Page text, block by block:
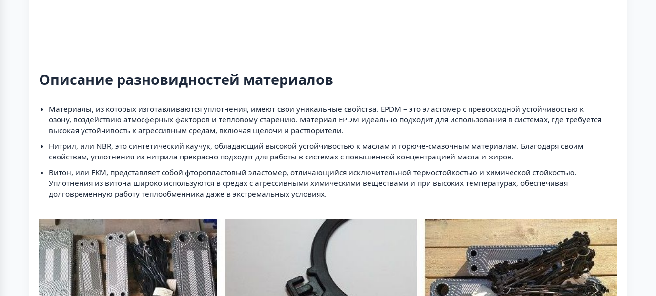
Описание разновидностей материалов
Материалы, из которых изготавливаются уплотнения, имеют свои уникальные свойства. EPDM – это эластомер с превосходной устойчивостью к
озону, воздействию атмосферных факторов и тепловому старению. Материал EPDM идеально подходит для использования в системах, где требуется
высокая устойчивость к агрессивным средам, включая щелочи и растворители.
Нитрил, или NBR, это синтетический каучук, обладающий высокой устойчивостью к маслам и горюче-смазочным материалам. Благодаря своим
свойствам, уплотнения из нитрила прекрасно подходят для работы в системах с повышенной концентрацией масла и жиров.
Витон, или FKM, представляет собой фторопластовый эластомер, отличающийся исключительной термостойкостью и химической стойкостью.
Уплотнения из витона широко используются в средах с агрессивными химическими веществами и при высоких температурах, обеспечивая
долговременную работу теплообменника даже в экстремальных условиях.